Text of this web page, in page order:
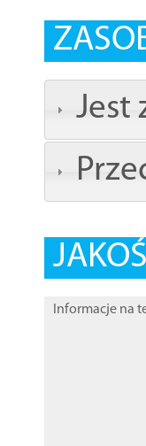
Jest
Informacje na